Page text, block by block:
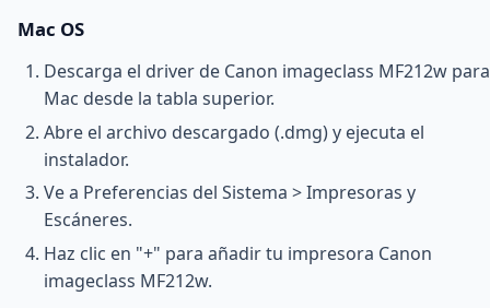
Mac OS
Descarga el driver de Canon imageclass MF212w para
Mac desde la tabla superior.
Abre el archivo descargado (.dmg) y ejecuta el
instalador.
Ve a Preferencias del Sistema > Impresoras y
Escáneres.
Haz clic en "+" para añadir tu impresora Canon
imageclass MF212w.